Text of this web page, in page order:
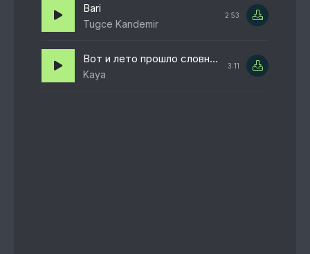
Bari
Tugce Kandemir
2:53
Вот и лето прошло словно и не бывало
Kaya
3:11